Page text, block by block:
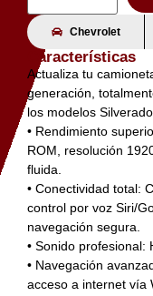
Chevrolet
Características
Actualiza tu
generación,
los modelos
• Rendimiento
ROM, resolución
fluida.
• Conectividad total:
control por voz Siri/
navegación segura.
• Sonido profesional:
• Navegación
acceso a internet vía